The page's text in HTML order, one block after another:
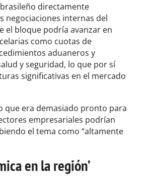
directamente
negociaciones internas del
el bloque podría avanzar en
como cuotas de
aduaneros y
y seguridad, lo que por sí
significativas en el mercado
que era demasiado pronto para
empresariales podrían
el tema como “altamente
en la región’